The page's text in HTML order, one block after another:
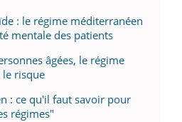
: le régime méditerranéen
mentale des patients
âgées, le régime
risque
: ce qu'il faut savoir pour
régimes"